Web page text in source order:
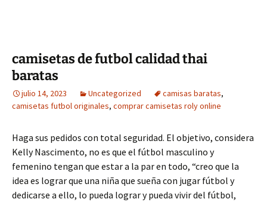
camisetas de futbol calidad thai
baratas
julio 14, 2023 Uncategorized camisas baratas,
camisetas futbol originales, comprar camisetas roly online
Haga sus pedidos con total seguridad. El objetivo, considera
Kelly Nascimento, no es que el fútbol masculino y
femenino tengan que estar a la par en todo, “creo que la
idea es lograr que una niña que sueña con jugar fútbol y
dedicarse a ello, lo pueda lograr y pueda vivir del fútbol,